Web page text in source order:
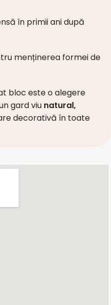
în primii ani după
menținerea formei de
bloc este o alegere
gard viu natural,
decorativă în toate